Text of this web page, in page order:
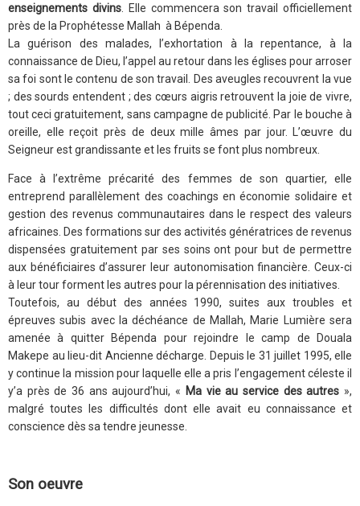
enseignements divins. Elle commencera son travail officiellement
près de la Prophétesse Mallah à Bépenda.
La guérison des malades, l’exhortation à la repentance, à la
connaissance de Dieu, l’appel au retour dans les églises pour arroser
sa foi sont le contenu de son travail. Des aveugles recouvrent la vue
; des sourds entendent ; des cœurs aigris retrouvent la joie de vivre,
tout ceci gratuitement, sans campagne de publicité. Par le bouche à
oreille, elle reçoit près de deux mille âmes par jour. L’œuvre du
Seigneur est grandissante et les fruits se font plus nombreux.
Face à l’extrême précarité des femmes de son quartier, elle
entreprend parallèlement des coachings en économie solidaire et
gestion des revenus communautaires dans le respect des valeurs
africaines. Des formations sur des activités génératrices de revenus
dispensées gratuitement par ses soins ont pour but de permettre
aux bénéficiaires d’assurer leur autonomisation financière. Ceux-ci
à leur tour forment les autres pour la pérennisation des initiatives.
Toutefois, au début des années 1990, suites aux troubles et
épreuves subis avec la déchéance de Mallah, Marie Lumière sera
amenée à quitter Bépenda pour rejoindre le camp de Douala
Makepe au lieu-dit Ancienne décharge. Depuis le 31 juillet 1995, elle
y continue la mission pour laquelle elle a pris l’engagement céleste il
y’a près de 36 ans aujourd’hui, « Ma vie au service des autres »,
malgré toutes les difficultés dont elle avait eu connaissance et
conscience dès sa tendre jeunesse.
Son oeuvre